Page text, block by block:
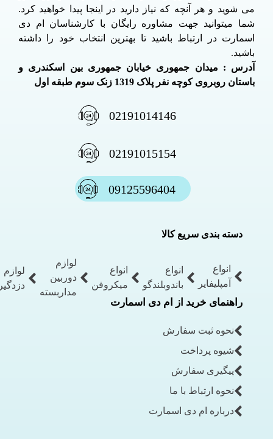
می شوید و هر آنچه که نیاز دارید در اینجا پیدا خواهید کرد.
شما میتوانید جهت مشاوره رایگان با کارشناسان ام دی
اسمارت در ارتباط باشید تا بهترین انتخاب خود را داشته
باشید.
آدرس : میدان جمهوری خیابان جمهوری بین اسکندری و
باستان روبروی کوچه نفر پلاک 1319 زنک سوم طبقه اول
02191014146
02191015154
09125596404
دسته بندی سریع کالا
انواع
آمپلیفایر
انواع
باندوبلندگو
انواع
میکروفن
لوازم
دوربین
مداربسته
لوازم
دزدگیر
راهنمای خرید از ام دی اسمارت
نحوه ثبت سفارش
شیوه پرداخت
پیگیری سفارش
نحوه ارتباط با ما
درباره ام دی اسمارت